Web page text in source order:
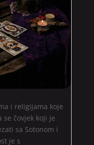
i religijama koje
se čovjek koji je
sa Sotonom i
je s